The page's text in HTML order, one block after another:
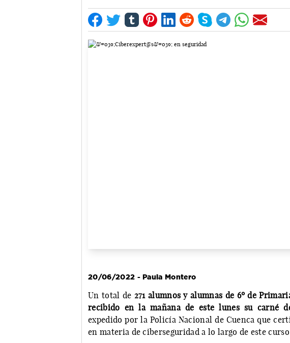
20/06/2022 - Paula Montero
Un total de 271 alumnos y alumnas de 6º de
recibido en la mañana de este lunes su carné de
expedido por la Policía Nacional de Cuenca que
en materia de ciberseguridad a lo largo de este curso